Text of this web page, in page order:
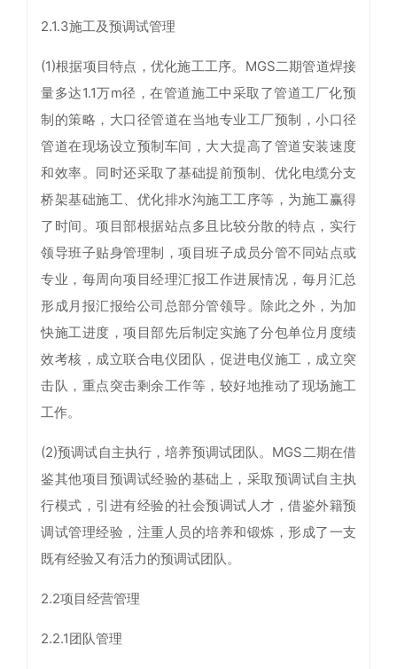
2.1.3施工及预调试管理
(1)根据项目特点，优化施工工序。MGS二期管道焊接
量多达1.1万m径，在管道施工中采取了管道工厂化预
制的策略，大口径管道在当地专业工厂预制，小口径
管道在现场设立预制车间，大大提高了管道安装速度
和效率。同时还采取了基础提前预制、优化电缆分支
桥架基础施工、优化排水沟施工工序等，为施工赢得
了时间。项目部根据站点多且比较分散的特点，实行
领导班子贴身管理制，项目班子成员分管不同站点或
专业，每周向项目经理汇报工作进展情况，每月汇总
形成月报汇报给公司总部分管领导。除此之外，为加
快施工进度，项目部先后制定实施了分包单位月度绩
效考核，成立联合电仪团队，促进电仪施工，成立突
击队，重点突击剩余工作等，较好地推动了现场施工
工作。
(2)预调试自主执行，培养预调试团队。MGS二期在借
鉴其他项目预调试经验的基础上，采取预调试自主执
行模式，引进有经验的社会预调试人才，借鉴外籍预
调试管理经验，注重人员的培养和锻炼，形成了一支
既有经验又有活力的预调试团队。
2.2项目经营管理
2.2.1团队管理